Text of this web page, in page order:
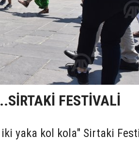
FESTİVALİ
yaka kol kola" Sirtaki